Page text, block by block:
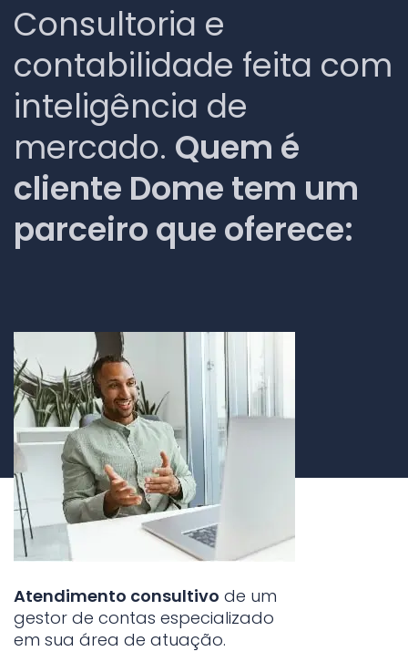
Consultoria e
contabilidade feita com
inteligência de
mercado. Quem é
cliente Dome tem um
parceiro que oferece:
Atendimento consultivo de um
gestor de contas especializado
em sua área de atuação.